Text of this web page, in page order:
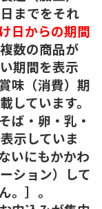
までをそれ
日からの期間
複数の商品が
期間を表示
味（消費）期
しています。
ば・卵・乳・
示していま
いにもかかわ
ション）して
。］。